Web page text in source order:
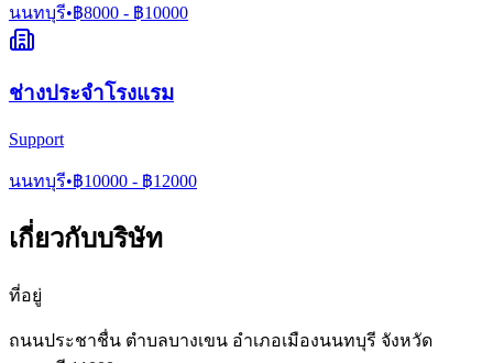
นนทบุรี•฿8000 - ฿10000
ช่างประจำโรงแรม
Support
นนทบุรี•฿10000 - ฿12000
เกี่ยวกับบริษัท
ที่อยู่
ถนนประชาชื่น ตำบลบางเขน อำเภอเมืองนนทบุรี จังหวัด